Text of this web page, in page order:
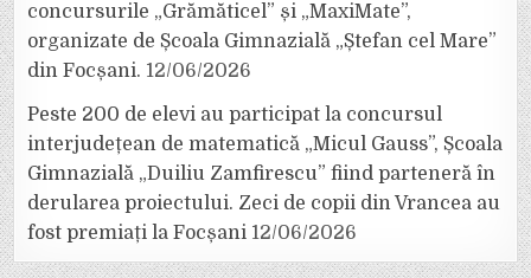
concursurile „Grămăticel” și „MaxiMate”,
organizate de Școala Gimnazială „Ștefan cel Mare”
din Focșani. 12/06/2026
Peste 200 de elevi au participat la concursul
interjudețean de matematică „Micul Gauss”, Școala
Gimnazială „Duiliu Zamfirescu” fiind parteneră în
derularea proiectului. Zeci de copii din Vrancea au
fost premiați la Focșani 12/06/2026